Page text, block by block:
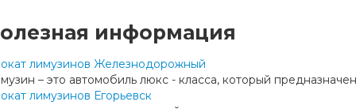
информация
лимузинов Железнодорожный
– это автомобиль люкс - класса, который
лимузинов Егорьевск